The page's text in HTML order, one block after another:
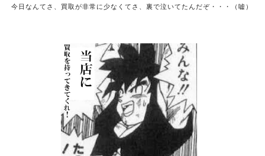
今日なんてさ、買取が非常に少なくてさ、裏で泣いてたんだぞ・・・（嘘）